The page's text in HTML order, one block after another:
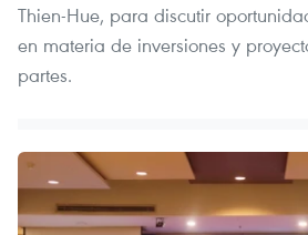
Thien-Hue, para discutir
en materia de inversiones y
partes.